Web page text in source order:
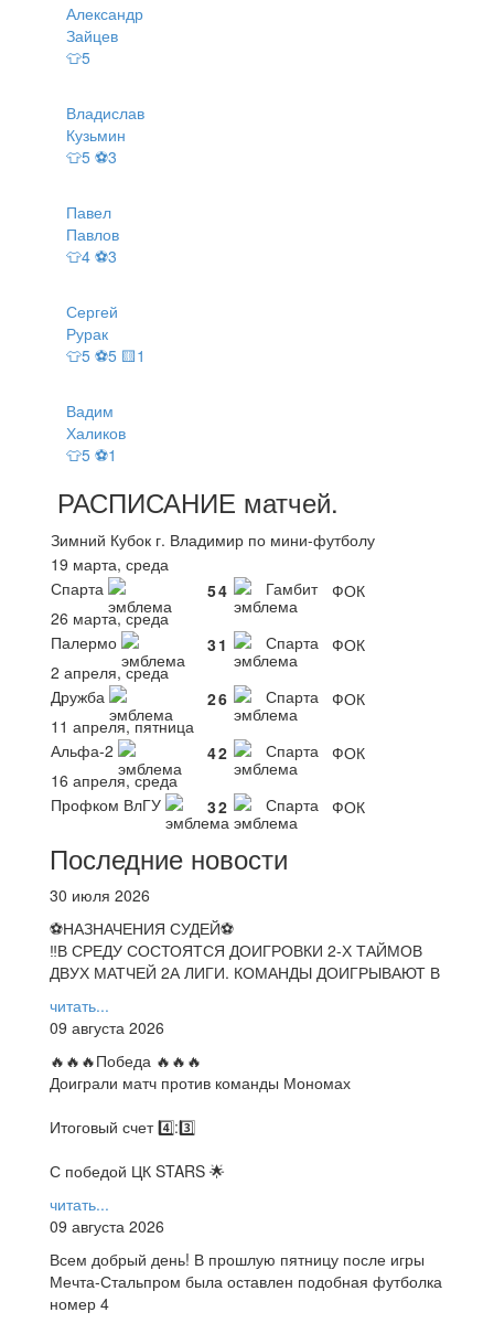
Александр
Зайцев
👕5
Владислав
Кузьмин
👕5 ⚽3
Павел
Павлов
👕4 ⚽3
Сергей
Рурак
👕5 ⚽5 🟨1
Вадим
Халиков
👕5 ⚽1
РАСПИСАНИЕ матчей.
Зимний Кубок г. Владимир по мини-футболу
19 марта, среда
Спарта
54 Гамбит
ФОК
26 марта, среда
Палермо
31 Спарта ФОК
2 апреля, среда
Дружба
26 Спарта ФОК
11 апреля, пятница
Альфа-2
42 Спарта ФОК
16 апреля, среда
Профком ВлГУ
32 Спарта ФОК
Последние новости
30 июля 2026
⚽НАЗНАЧЕНИЯ СУДЕЙ⚽
‼В СРЕДУ СОСТОЯТСЯ ДОИГРОВКИ 2-Х ТАЙМОВ
ДВУХ МАТЧЕЙ 2А ЛИГИ. КОМАНДЫ ДОИГРЫВАЮТ В
читать...
09 августа 2026
🔥🔥🔥Победа 🔥🔥🔥
Доиграли матч против команды Мономах
Итоговый счет 4️⃣:3️⃣
С победой ЦК STARS 🌟
читать...
09 августа 2026
Всем добрый день! В прошлую пятницу после игры
Мечта-Стальпром была оставлен подобная футболка
номер 4